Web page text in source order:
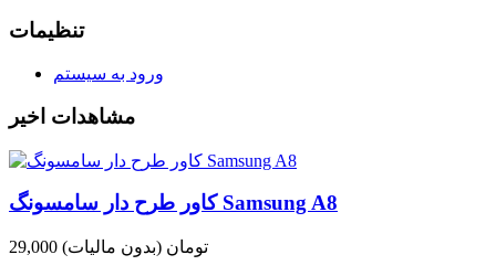
تنظیمات
ورود به سیستم
مشاهدات اخیر
کاور طرح دار سامسونگ Samsung A8
29,000 تومان (بدون مالیات)